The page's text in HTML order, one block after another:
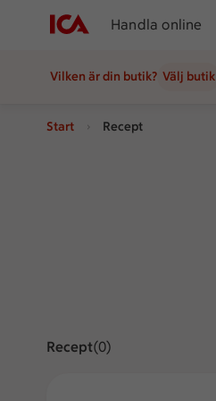
Handla online
Vilken är din butik? Välj butik
Start Recept
ReceptVisar 0 stycken
(0)